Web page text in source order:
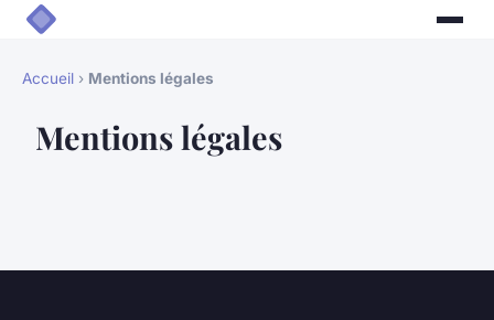
Accueil › Mentions légales
Mentions légales